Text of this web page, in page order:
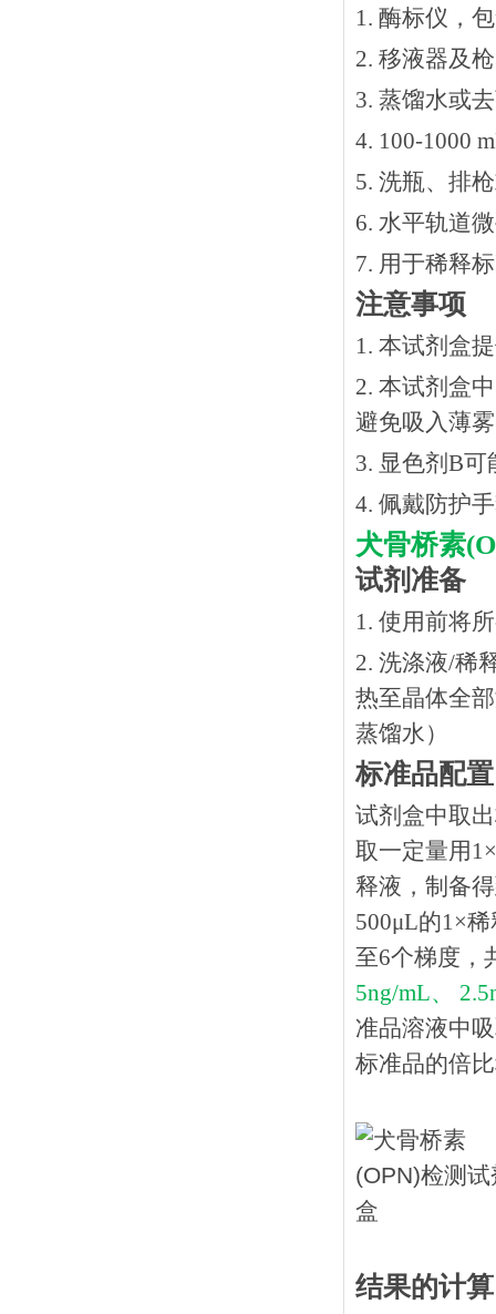
1. 酶标仪，
2. 移液器及
3. 蒸馏水或
4. 100-1000
5. 洗瓶、排
6. 水平轨道
7. 用于稀释
注意事项
1. 本试剂盒
2. 本试剂盒
避免吸入薄
3. 显色剂B
4. 佩戴防护
犬骨桥素
试剂准备
1. 使用前将
2. 洗涤液/稀
热⾄晶体全
蒸馏水）
标准品配置
试剂盒中取
取一定量用
释液，制备
500μL的1×
至6个梯度，
5ng/mL、
准品溶液中
标准品的倍
结果的计算